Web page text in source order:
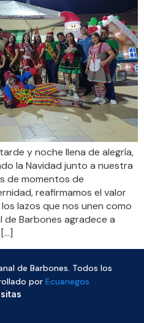
y noche llena de alegría,
la Navidad junto a nuestra
de momentos de
reafirmamos el valor
lazos que nos unen como
de Barbones agradece a
de Barbones. Todos los
porEcuanegos